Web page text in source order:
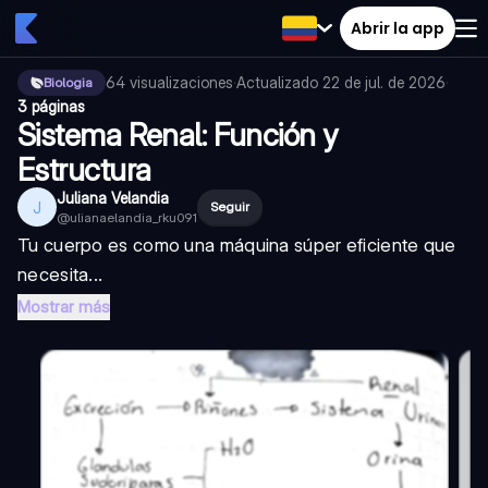
Abrir la app
Biologia 64 visualizaciones·Actualizado 22 de jul. de 2026·
3 páginas
Sistema Renal: Función y
Estructura
J Juliana Velandia
@ulianaelandia_rku091
Seguir
Tu cuerpo es como una máquina súper eficiente que
necesita...
Mostrar más